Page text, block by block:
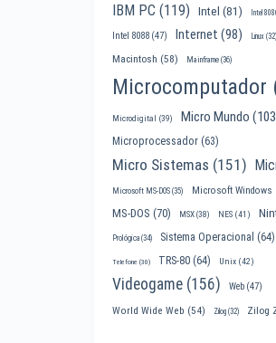
IBM PC (119) Intel (81) Intel
Intel 8088 (47) Internet (98) Linux (32)
Macintosh (58) Mainframe (36)
Microcomputador
Microdigital (39) Micro Mundo
Microprocessador (63)
Micro Sistemas (151)
Microsoft MS-DOS (35) Microsoft Windows
MS-DOS (70) MSX(38) NES (41)
Prológica (34) Sistema Operacional (64)
Telefone (30) TRS-80 (64) Unix (42)
Videogame (156) Web (47)
World Wide Web (54) Zilog (32) Zilog